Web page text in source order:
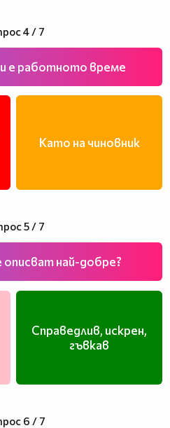
4 / 7
е работното време
Като на чиновник
5 / 7
най-добре?
Справедлив, искрен,
гъвкав
6 / 7